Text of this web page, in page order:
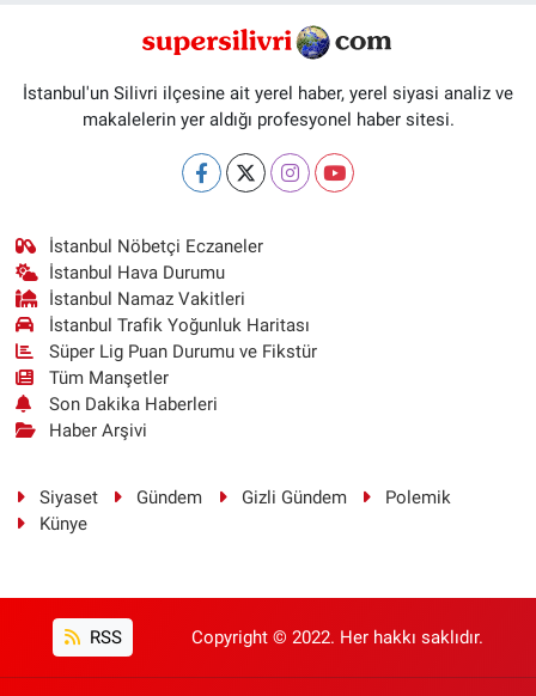
İstanbul'un Silivri ilçesine ait yerel haber, yerel siyasi analiz ve
makalelerin yer aldığı profesyonel haber sitesi.
İstanbul Nöbetçi Eczaneler
İstanbul Hava Durumu
İstanbul Namaz Vakitleri
İstanbul Trafik Yoğunluk Haritası
Süper Lig Puan Durumu ve Fikstür
Tüm Manşetler
Son Dakika Haberleri
Haber Arşivi
Siyaset Gündem Gizli Gündem
Polemik
Künye
RSS Copyright © 2022. Her hakkı saklıdır.